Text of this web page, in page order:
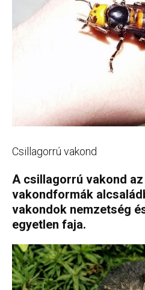
Csillagorrú vakond
A csillagorrú vakond
vakondformák
vakondok nemzetség
egyetlen faja.